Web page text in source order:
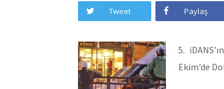
Tweet Paylaş
5.
Ekim’de